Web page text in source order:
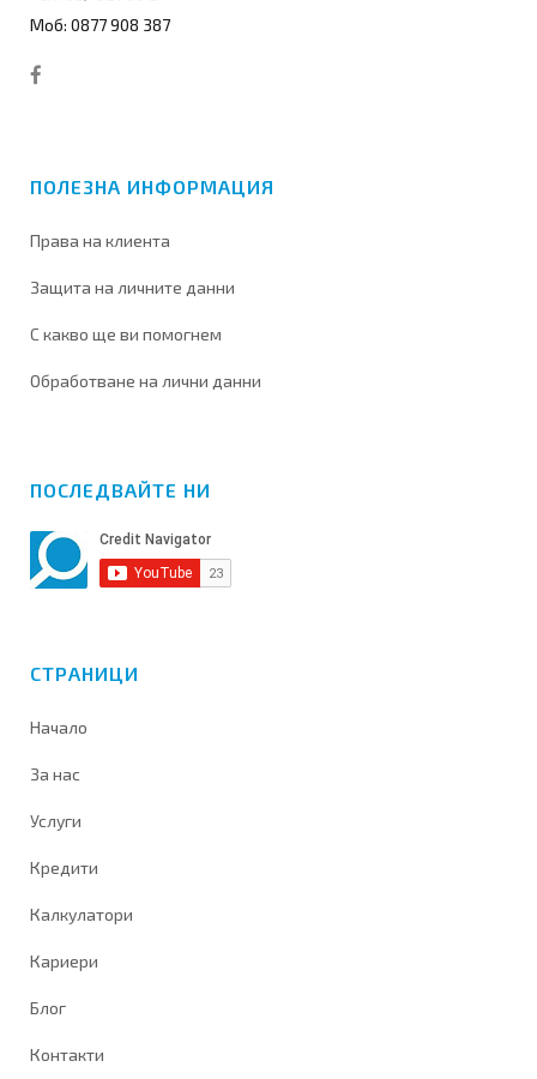
Моб: 0877 908 387
ПОЛЕЗНА ИНФОРМАЦИЯ
Права на клиента
Защита на личните данни
С какво ще ви помогнем
Обработване на лични данни
ПОСЛЕДВАЙТЕ НИ
СТРАНИЦИ
Начало
За нас
Услуги
Кредити
Калкулатори
Кариери
Блог
Контакти